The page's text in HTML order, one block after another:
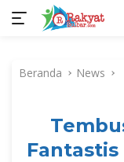
kontenBeranda News
Fantastis